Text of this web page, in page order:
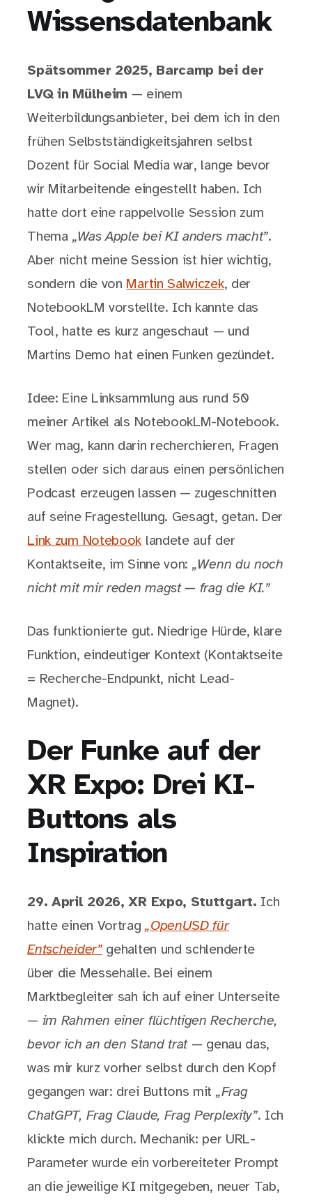
Wissensdatenbank
Spätsommer 2025, Barcamp bei der
LVQ in Mülheim — einem
Weiterbildungsanbieter, bei dem ich in den
frühen Selbstständigkeitsjahren selbst
Dozent für Social Media war, lange bevor
wir Mitarbeitende eingestellt haben. Ich
hatte dort eine rappelvolle Session zum
Thema „Was Apple bei KI anders macht”.
Aber nicht meine Session ist hier wichtig,
sondern die von Martin Salwiczek, der
NotebookLM vorstellte. Ich kannte das
Tool, hatte es kurz angeschaut — und
Martins Demo hat einen Funken gezündet.
Idee: Eine Linksammlung aus rund 50
meiner Artikel als NotebookLM-Notebook.
Wer mag, kann darin recherchieren, Fragen
stellen oder sich daraus einen persönlichen
Podcast erzeugen lassen — zugeschnitten
auf seine Fragestellung. Gesagt, getan. Der
Link zum Notebook landete auf der
Kontaktseite, im Sinne von: „Wenn du noch
nicht mit mir reden magst — frag die KI.”
Das funktionierte gut. Niedrige Hürde, klare
Funktion, eindeutiger Kontext (Kontaktseite
= Recherche-Endpunkt, nicht Lead-
Magnet).
Der Funke auf der
XR Expo: Drei KI-
Buttons als
Inspiration
29. April 2026, XR Expo, Stuttgart. Ich
hatte einen Vortrag„OpenUSD für
Entscheider”gehalten und schlenderte
über die Messehalle. Bei einem
Marktbegleiter sah ich auf einer Unterseite
— im Rahmen einer flüchtigen Recherche,
bevor ich an den Stand trat— genau das,
was mir kurz vorher selbst durch den Kopf
gegangen war: drei Buttons mit „Frag
ChatGPT, Frag Claude, Frag Perplexity”. Ich
klickte mich durch. Mechanik: per URL-
Parameter wurde ein vorbereiteter Prompt
an die jeweilige KI mitgegeben, neuer Tab,